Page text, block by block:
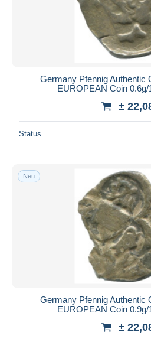
Germany Pfennig Authentic
EUROPEAN Coin
±
Status
Neu
Germany Pfennig Authentic
EUROPEAN Coin
±